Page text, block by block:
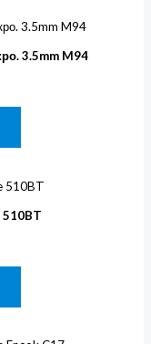
3.5mm M94
510BT